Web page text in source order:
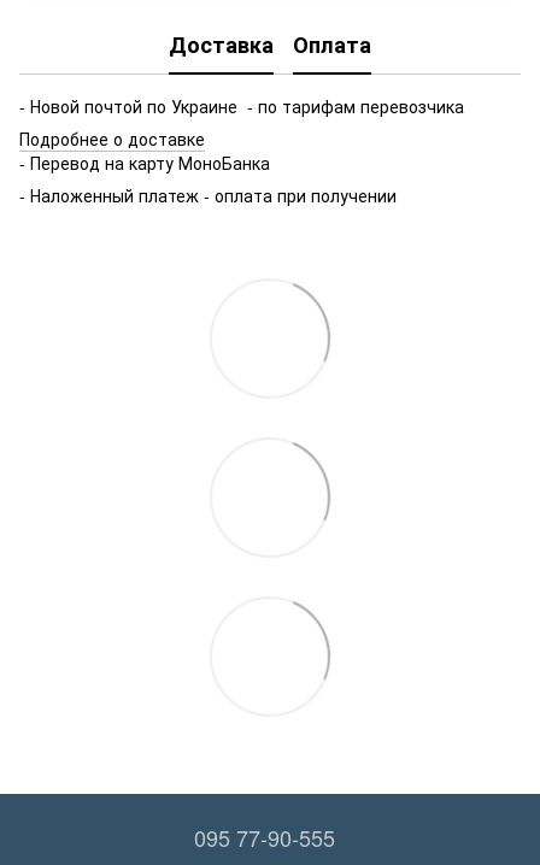
Доставка Оплата
- Новой почтой по Украине - по тарифам перевозчика
Подробнее о доставке
- Перевод на карту МоноБанка
- Наложенный платеж - оплата при получении
095 77-90-555